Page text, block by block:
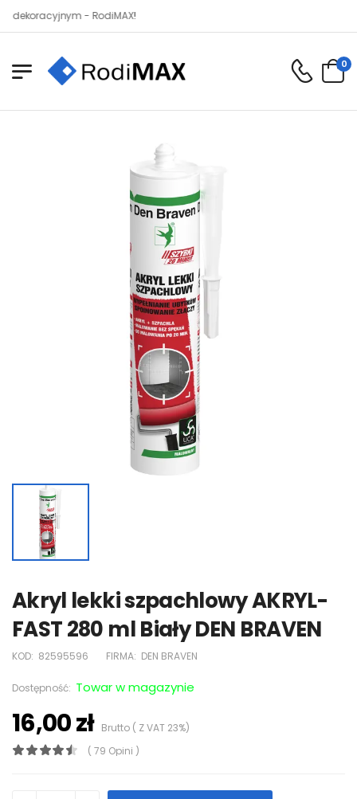
- RodiMAX!
0
Akryl lekki szpachlowy AKRYL-
FAST 280 ml Biały DEN BRAVEN
KOD: 82595596 FIRMA: DEN BRAVEN
Dostępność: Towar w magazynie
16,00 złBrutto ( Z VAT 23%)
( 79 Opini )